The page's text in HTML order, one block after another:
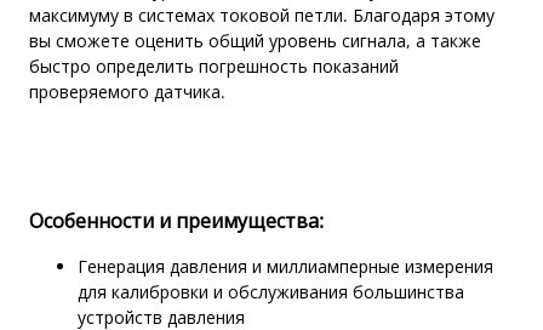
максимуму в системах токовой петли. Благодаря этому
вы сможете оценить общий уровень сигнала, а также
быстро определить погрешность показаний
проверяемого датчика.
Особенности и преимущества:
Генерация давления и миллиамперные измерения
для калибровки и обслуживания большинства
устройств давления